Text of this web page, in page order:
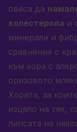
овеса да
холестерола и
минерали и
сравнение с
към хора с
оризовото
Хората, за
изцяло на тях,
липсата на